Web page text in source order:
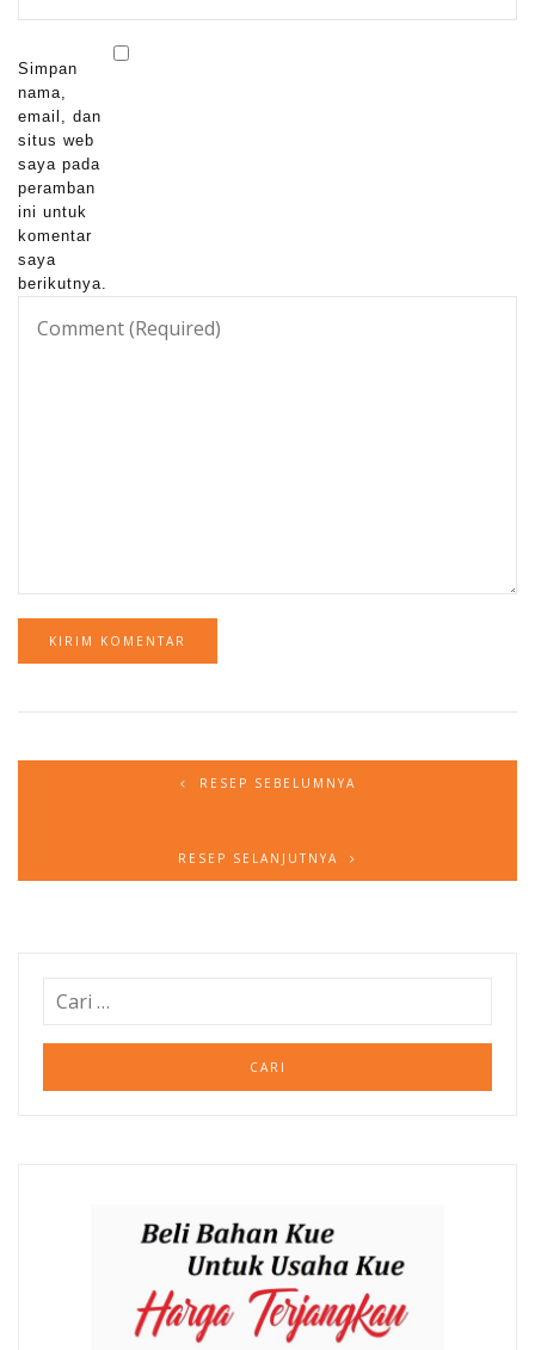
Simpan
nama,
email, dan
situs web
saya pada
peramban
ini untuk
komentar
saya
berikutnya.
RESEP SEBELUMNYA
RESEP SELANJUTNYA